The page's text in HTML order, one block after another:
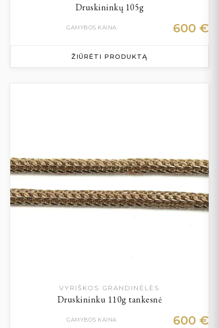
Druskininkų 105g
GAMYBOS KAINA 600 €
ŽIŪRĖTI PRODUKTĄ
VYRIŠKOS GRANDINĖLĖS
Druskininku 110g tankesnė
GAMYBOS KAINA 600 €